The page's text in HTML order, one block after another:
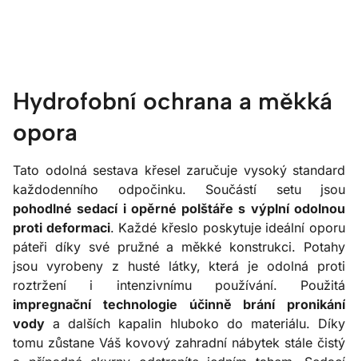
Hydrofobní ochrana a měkká
opora
Tato odolná sestava křesel zaručuje vysoký standard
každodenního odpočinku. Součástí setu jsou
pohodlné sedací i opěrné polštáře s výplní odolnou
proti deformaci. Každé křeslo poskytuje ideální oporu
páteři díky své pružné a měkké konstrukci. Potahy
jsou vyrobeny z husté látky, která je odolná proti
roztržení i intenzivnímu používání. Použitá
impregnační technologie účinně brání pronikání
vody a dalších kapalin hluboko do materiálu. Díky
tomu zůstane Váš kovový zahradní nábytek stále čistý